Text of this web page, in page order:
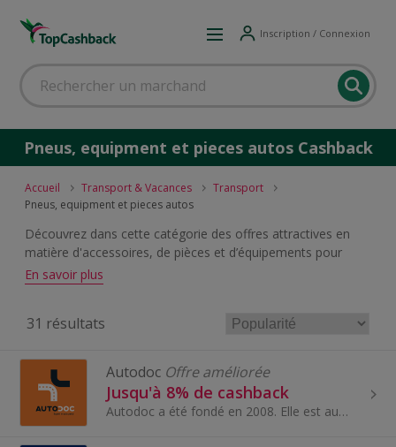
Inscription / Connexion
Pneus, equipment et pieces autos Cashback
Accueil Transport & Vacances
Transport
Pneus, equipment et pieces autos
Découvrez dans cette catégorie des offres attractives en
matière d'accessoires, de pièces et d’équipements pour
autos et motos.
En savoir plus
31 résultats
Autodoc Offre améliorée
Jusqu'à 8% de cashback
Autodoc a été fondé en 2008. Elle est aujourd'hui l'un des principaux marchands sur le marché des pièces détachées automobiles. La société Autodoc...